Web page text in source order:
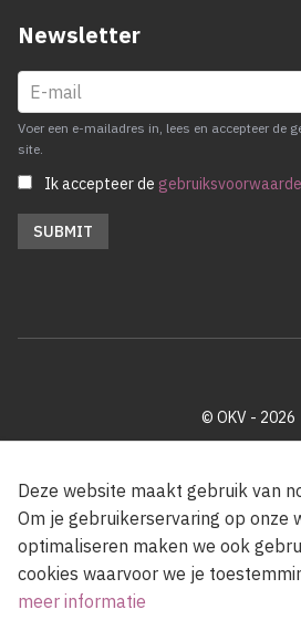
Newsletter
Voer een e-mailadres in, lees en accepteer de
site.
Ik accepteer de
© OKV - 2026
Met steun van de Vlaamse
Deze website maakt gebruik van
Om je gebruikerservaring op onze
optimaliseren maken we ook
cookies waarvoor we je
meer informatie